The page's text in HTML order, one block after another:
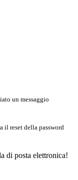
un messaggio
il reset della password
di posta elettronica!